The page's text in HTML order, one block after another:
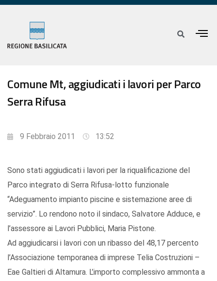
Comune Mt, aggiudicati i lavori per Parco
Serra Rifusa
9 Febbraio 2011 13:52
Sono stati aggiudicati i lavori per la riqualificazione del
Parco integrato di Serra Rifusa-lotto funzionale
“Adeguamento impianto piscine e sistemazione aree di
servizio”. Lo rendono noto il sindaco, Salvatore Adduce, e
l’assessore ai Lavori Pubblici, Maria Pistone.
Ad aggiudicarsi i lavori con un ribasso del 48,17 percento
l’Associazione temporanea di imprese Telia Costruzioni –
Eae Galtieri di Altamura. L’importo complessivo ammonta a